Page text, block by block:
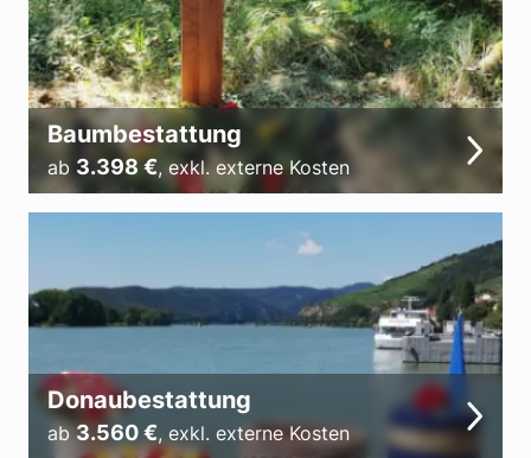
Baumbestattung
ab 3.398€, exkl. externe Kosten
Donaubestattung
ab3.560€, exkl. externe Kosten